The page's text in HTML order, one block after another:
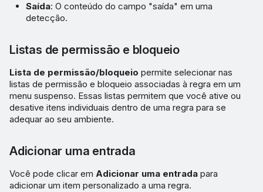
Saída: O conteúdo do campo "saída" em uma
detecção.
Listas de permissão e bloqueio
Lista de permissão/bloqueio permite selecionar nas
listas de permissão e bloqueio associadas à regra em um
menu suspenso. Essas listas permitem que você ative ou
desative itens individuais dentro de uma regra para se
adequar ao seu ambiente.
Adicionar uma entrada
Você pode clicar em Adicionar uma entrada para
adicionar um item personalizado a uma regra.